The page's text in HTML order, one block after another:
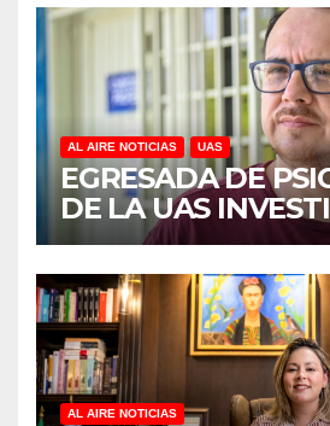
AL AIRE NOTICIAS UAS
EGRESADA DE
DE LA UAS
ANTICIPADO Y
EN CUIDADORES
ADULTOS MAYORES
AL AIRE NOTICIAS